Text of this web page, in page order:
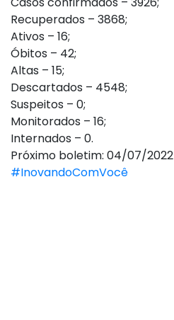
Recuperados – 3868;
Ativos – 16;
Óbitos – 42;
Altas – 15;
Descartados – 4548;
Suspeitos – 0;
Monitorados – 16;
Internados – 0.
Próximo boletim: 04/07/2022
#InovandoComVocê